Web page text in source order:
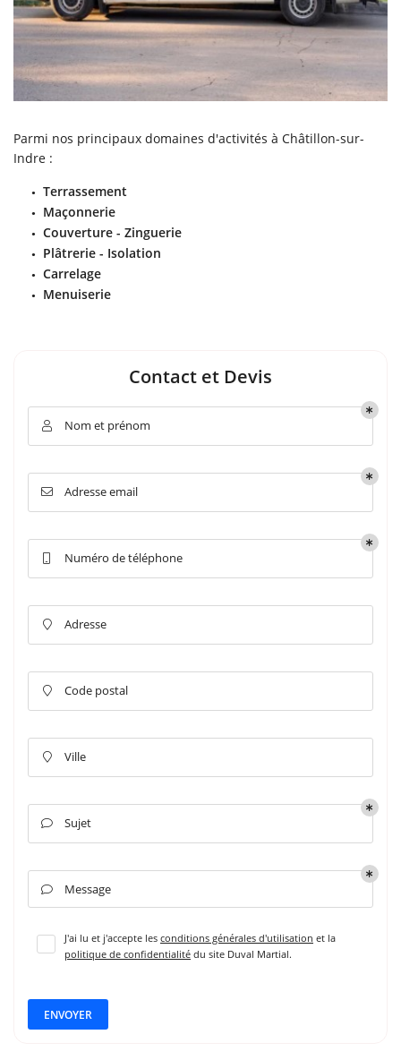
Parmi nos principaux domaines d'activités à Châtillon-sur-
Indre :
Terrassement
Maçonnerie
Couverture - Zinguerie
Plâtrerie - Isolation
Carrelage
Menuiserie
Contact et Devis
 Nom et prénom
 Adresse email
Numéro de téléphone
 Adresse
 Code postal
 Ville
 Sujet
 Message
J'ai lu et j'accepte les conditions générales d'utilisation et la
politique de confidentialité du site Duval Martial.
ENVOYER